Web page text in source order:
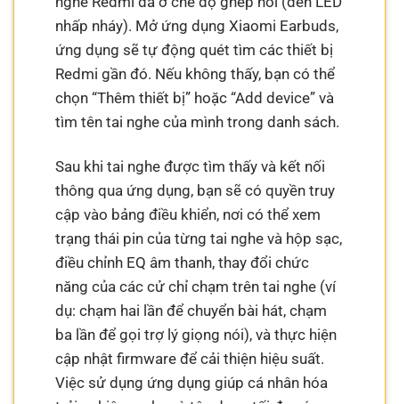
nhấp nháy). Mở ứng dụng Xiaomi Earbuds,
ứng dụng sẽ tự động quét tìm các thiết bị
Redmi gần đó. Nếu không thấy, bạn có thể
chọn “Thêm thiết bị” hoặc “Add device” và
tìm tên tai nghe của mình trong danh sách.
Sau khi tai nghe được tìm thấy và kết nối
thông qua ứng dụng, bạn sẽ có quyền truy
cập vào bảng điều khiển, nơi có thể xem
trạng thái pin của từng tai nghe và hộp sạc,
điều chỉnh EQ âm thanh, thay đổi chức
năng của các cử chỉ chạm trên tai nghe (ví
dụ: chạm hai lần để chuyển bài hát, chạm
ba lần để gọi trợ lý giọng nói), và thực hiện
cập nhật firmware để cải thiện hiệu suất.
Việc sử dụng ứng dụng giúp cá nhân hóa